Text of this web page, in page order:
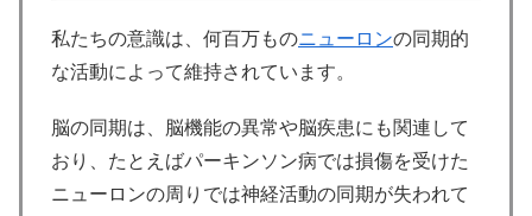
私たちの意識は、何百万ものニューロンの同期的
な活動によって維持されています。
脳の同期は、脳機能の異常や脳疾患にも関連して
おり、たとえばパーキンソン病では損傷を受けた
ニューロンの周りでは神経活動の同期が失われて